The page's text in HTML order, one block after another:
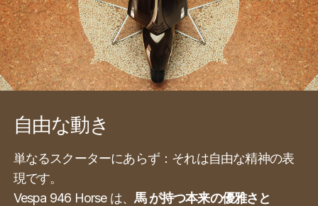
自由な動き
単なるスクーターにあらず：それは自由な精神の表
現です。
Vespa 94​​6 Horse は、馬 が持つ本来の優雅さと